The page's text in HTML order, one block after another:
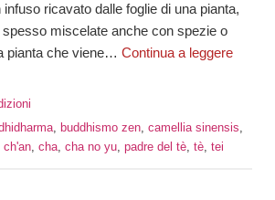
ricavato dalle foglie di una pianta,
miscelate anche con spezie o
pianta che viene… Continua a leggere
, buddhismo zen, camellia sinensis,
ch'an, cha, cha no yu, padre del tè, tè, tei